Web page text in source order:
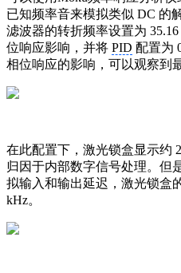
已知频率音来模拟类似 DC 的
滤波器的转折频率设置为
位响应影响，并将 PID 配置为
相位响应的影响，可以观察到
在此配置下，激光锁盒显示约
归因于内部数字信号处理。但
拟输入和输出延迟，激光锁盒
kHz。